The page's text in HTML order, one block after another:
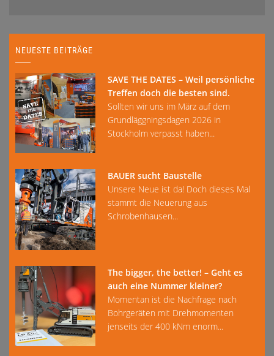
NEUESTE BEITRÄGE
SAVE THE DATES – Weil persönliche
Treffen doch die besten sind.
Sollten wir uns im März auf dem
Grundläggningsdagen 2026 in
Stockholm verpasst haben...
BAUER sucht Baustelle
Unsere Neue ist da! Doch dieses Mal
stammt die Neuerung aus
Schrobenhausen...
The bigger, the better! – Geht es
auch eine Nummer kleiner?
Momentan ist die Nachfrage nach
Bohrgeräten mit Drehmomenten
jenseits der 400 kNm enorm...